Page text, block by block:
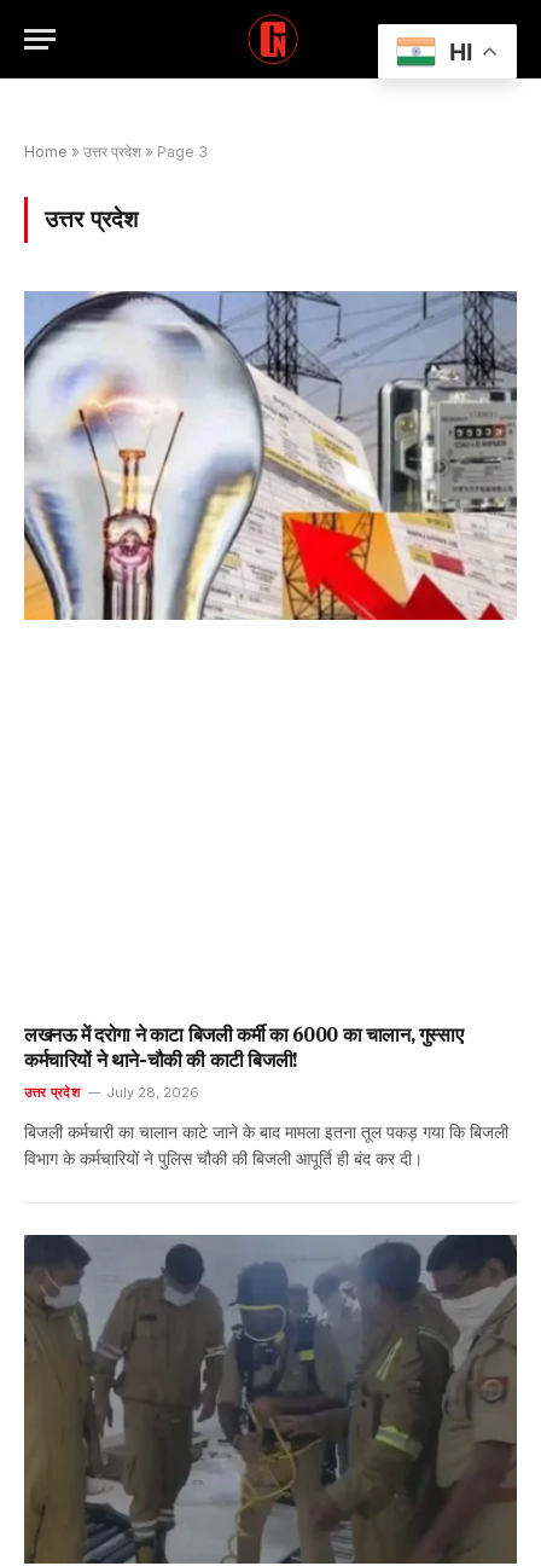
Home » उत्तर प्रदेश » Page 3
उत्तर प्रदेश
लखनऊ में दरोगा ने काटा बिजली कर्मी का ₹6000 का चालान, गुस्साए
कर्मचारियों ने थाने-चौकी की काटी बिजली!
उत्तर प्रदेश July 28, 2026
बिजली कर्मचारी का चालान काटे जाने के बाद मामला इतना तूल पकड़ गया कि बिजली
विभाग के कर्मचारियों ने पुलिस चौकी की बिजली आपूर्ति ही बंद कर दी।
HI